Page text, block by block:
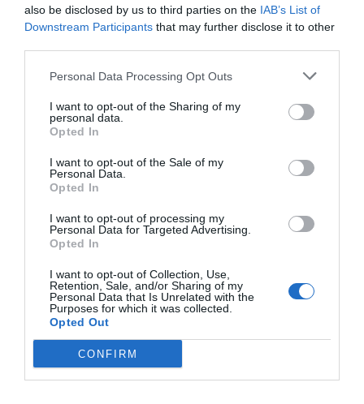
also be disclosed by us to third parties on the IAB’s List of
Downstream Participants that may further disclose it to other
Personal Data Processing Opt Outs
I want to opt-out of the Sharing of my
personal data.
Opted In
I want to opt-out of the Sale of my
Personal Data.
Opted In
I want to opt-out of processing my
Personal Data for Targeted Advertising.
Opted In
I want to opt-out of Collection, Use,
Retention, Sale, and/or Sharing of my
Personal Data that Is Unrelated with the
Purposes for which it was collected.
Opted Out
CONFIRM